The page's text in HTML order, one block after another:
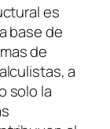
es
base de
de
a
solo la